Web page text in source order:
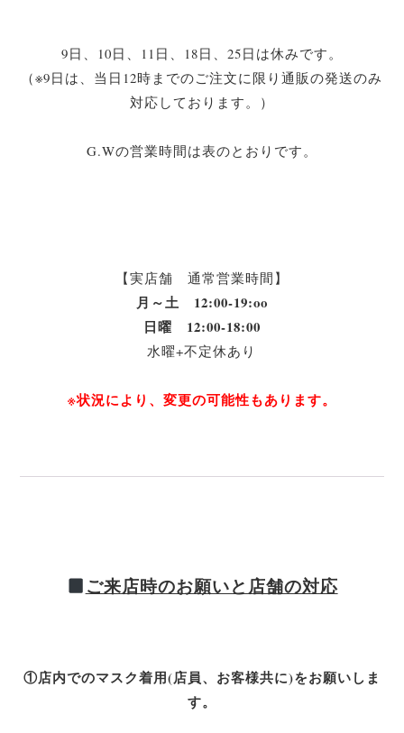
9日、10日、11日、18日、25日は休みです。
（※9日は、当日12時までのご注文に限り通販の発送のみ
対応しております。）
G.Wの営業時間は表のとおりです。
【実店舗 通常営業時間】
月～土 12:00-19:oo
日曜 12:00-18:00
水曜+不定休あり
※状況により、変更の可能性もあります。
ご来店時のお願いと店舗の対応
①店内でのマスク着用(店員、お客様共に)をお願いしま
す。